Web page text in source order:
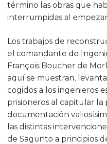
término las obras que
interrumpidas al
Los trabajos de
el comandante de
François Boucher de
aquí se muestran,
cogidos a los ingenieros
prisioneros al capitular la
documentación
las distintas
de Sagunto a principios